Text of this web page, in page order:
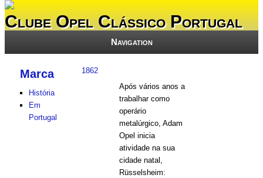
Clube Opel Clássico Portugal
Navigation
Marca
História
Em
Portugal
1862
Após vários anos a
trabalhar como
operário
metalúrgico, Adam
Opel inicia
atividade na sua
cidade natal,
Rüsselsheim: